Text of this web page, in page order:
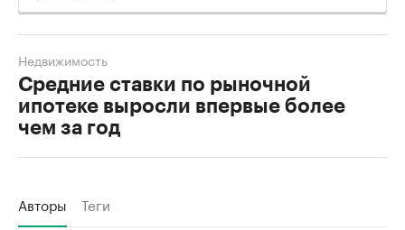
Средние ставки по рыночной
ипотеке выросли впервые более
чем за год
Недвижимость
Авторы Теги